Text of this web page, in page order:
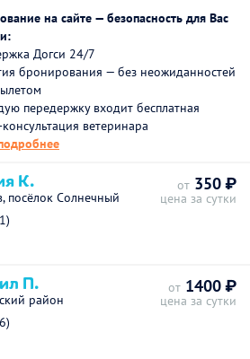
на сайте — безопасность для Вас
Догси 24/7
бронирования — без неожиданностей
передержку входит бесплатная
ветеринара
К.
посёлок Солнечный
от 350 ₽
цена за сутки
П.
район
от 1400 ₽
цена за сутки